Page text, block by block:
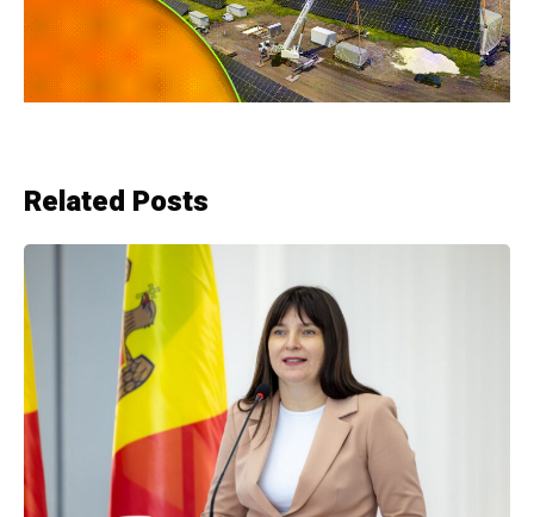
Related Posts